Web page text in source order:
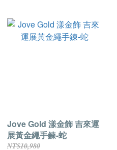
Jove Gold 漾金飾 吉來運
展黃金繩手鍊-蛇
NT$10,980